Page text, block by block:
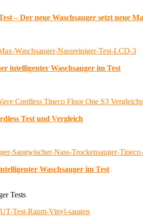
– Der neue Waschsauger setzt neue
intelligenter Waschsauger im Test
Test und Vergleich
Waschsauger im Test
Tests